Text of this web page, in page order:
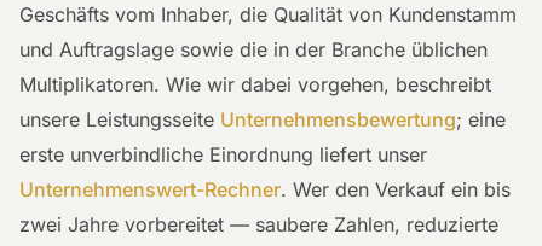
Geschäfts vom Inhaber, die Qualität von Kundenstamm
und Auftragslage sowie die in der Branche üblichen
Multiplikatoren. Wie wir dabei vorgehen, beschreibt
unsere Leistungsseite Unternehmensbewertung; eine
erste unverbindliche Einordnung liefert unser
Unternehmenswert-Rechner. Wer den Verkauf ein bis
zwei Jahre vorbereitet — saubere Zahlen, reduzierte